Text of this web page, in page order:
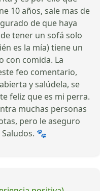
10 años, sale mas de
de que haya
tener un sofá solo
es la mía) tiene un
con comida. La
feo comentario,
y salúdela, se
feliz que es mi perra.
muchas personas
pero le aseguro
Saludos. 🐾